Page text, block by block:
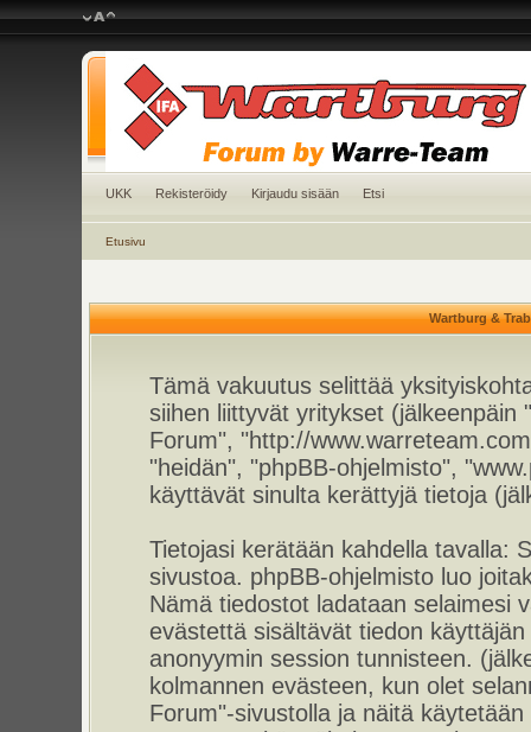
UKK Rekisteröidy Kirjaudu sisään Etsi
Etusivu
Wartburg &
Tämä vakuutus selittää
siihen liittyvät yritykset
Forum", "http://
"heidän", "phpBB-ohjelmisto",
käyttävät sinulta kerättyjä tietoja
Tietojasi kerätään kahdella tavalla:
sivustoa. phpBB-ohjelmisto luo
Nämä tiedostot ladataan selaimesi
evästettä sisältävät tiedon
anonyymin session tunnisteen.
kolmannen evästeen, kun olet
Forum"-sivustolla ja näitä